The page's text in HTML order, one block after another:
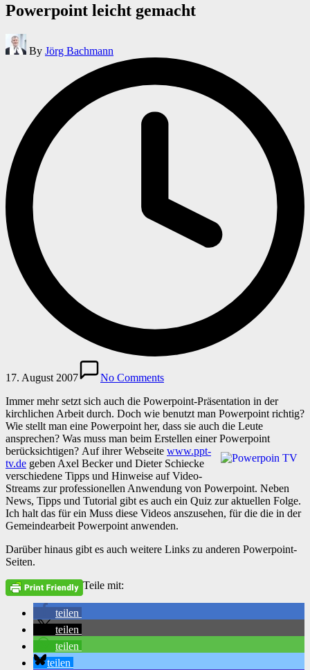
Powerpoint leicht gemacht
Posted
by
By Jörg Bachmann
17. August 2007
No Comments
Immer mehr setzt sich auch die Powerpoint-Präsentation in der
kirchlichen Arbeit durch. Doch wie benutzt man Powerpoint richtig?
Wie stellt man eine Powerpoint her, dass sie auch die Leute
ansprechen? Was muss man beim Erstellen einer Powerpoint
berücksichtigen? Auf ihrer Webseite www.ppt-
tv.de geben Axel Becker und Dieter Schiecke
verschiedene Tipps und Hinweise auf Video-
Streams zur professionellen Anwendung von Powerpoint. Neben
News, Tipps und Tutorial gibt es auch ein Quiz zur aktuellen Folge.
Ich halt das für ein Muss diese Videos anszusehen, für die die in der
Gemeindearbeit Powerpoint anwenden.
Darüber hinaus gibt es auch weitere Links zu anderen Powerpoint-
Seiten.
Teile mit:
teilen
teilen
teilen
teilen